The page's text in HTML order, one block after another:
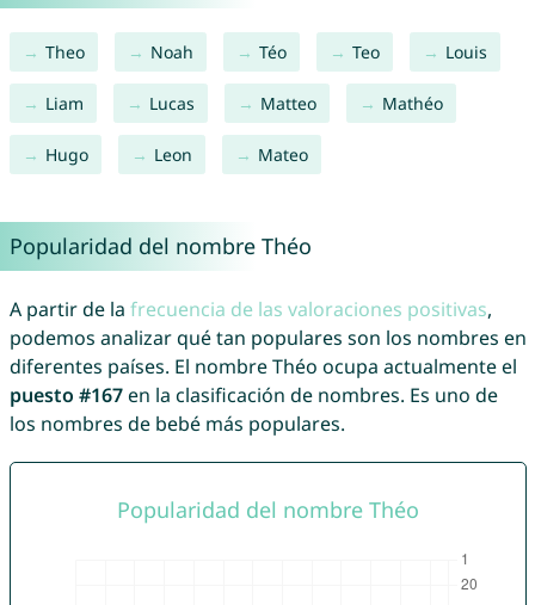
Theo Noah Téo Teo Louis
Liam Lucas Matteo Mathéo
Hugo Leon Mateo
Popularidad del nombre Théo
A partir de la frecuencia de las valoraciones positivas,
podemos analizar qué tan populares son los nombres en
diferentes países. El nombre Théo ocupa actualmente el
puesto #167en la clasificación de nombres. Es uno de
los nombres de bebé más populares.